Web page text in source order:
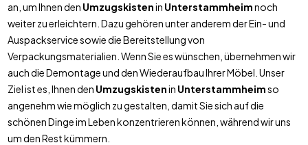
an, um Ihnen den Umzugskistenin Unterstammheimnoch
weiter zu erleichtern. Dazu gehören unter anderem der Ein- und
Auspackservice sowie die Bereitstellung von
Verpackungsmaterialien. Wenn Sie es wünschen, übernehmen wir
auch die Demontage und den Wiederaufbau Ihrer Möbel. Unser
Ziel ist es, Ihnen den Umzugskistenin Unterstammheimso
angenehm wie möglich zu gestalten, damit Sie sich auf die
schönen Dinge im Leben konzentrieren können, während wir uns
um den Rest kümmern.